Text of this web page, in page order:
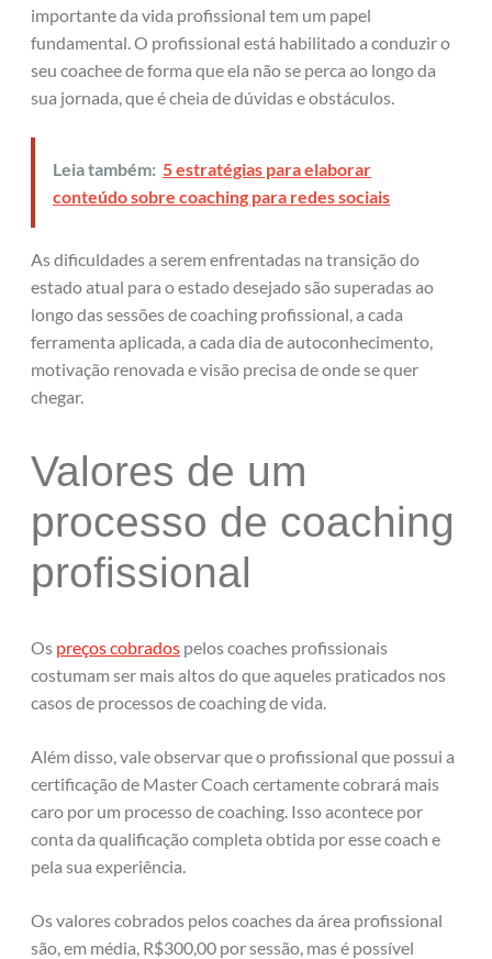
importante da vida profissional tem um papel
fundamental. O profissional está habilitado a conduzir o
seu coachee de forma que ela não se perca ao longo da
sua jornada, que é cheia de dúvidas e obstáculos.
Leia também: 5 estratégias para elaborar
conteúdo sobre coaching para redes sociais
As dificuldades a serem enfrentadas na transição do
estado atual para o estado desejado são superadas ao
longo das sessões de coaching profissional, a cada
ferramenta aplicada, a cada dia de autoconhecimento,
motivação renovada e visão precisa de onde se quer
chegar.
Valores de um
processo de coaching
profissional
Os preços cobrados pelos coaches profissionais
costumam ser mais altos do que aqueles praticados nos
casos de processos de coaching de vida.
Além disso, vale observar que o profissional que possui a
certificação de Master Coach certamente cobrará mais
caro por um processo de coaching. Isso acontece por
conta da qualificação completa obtida por esse coach e
pela sua experiência.
Os valores cobrados pelos coaches da área profissional
são, em média, R$300,00 por sessão, mas é possível